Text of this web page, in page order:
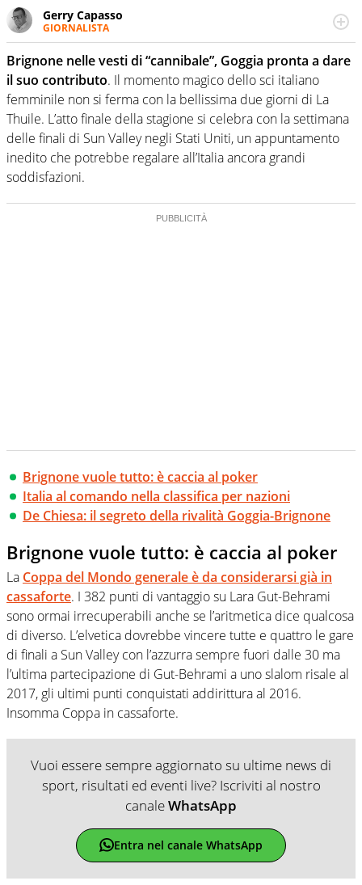
Gerry Capasso
GIORNALISTA
Per lui gli sport americani non hanno segreti: basket,
football, baseball e la capacità innata di trovare la notizia
dove altri non vedono granché
Brignone nelle vesti di “cannibale”, Goggia pronta a dare
il suo contributo. Il momento magico dello sci italiano
femminile non si ferma con la bellissima due giorni di La
Thuile. L’atto finale della stagione si celebra con la settimana
delle finali di Sun Valley negli Stati Uniti, un appuntamento
inedito che potrebbe regalare all’Italia ancora grandi
soddisfazioni.
Brignone vuole tutto: è caccia al poker
Italia al comando nella classifica per nazioni
De Chiesa: il segreto della rivalità Goggia-Brignone
Brignone vuole tutto: è caccia al poker
La Coppa del Mondo generale è da considerarsi già in
cassaforte. I 382 punti di vantaggio su Lara Gut-Behrami
sono ormai irrecuperabili anche se l’aritmetica dice qualcosa
di diverso. L’elvetica dovrebbe vincere tutte e quattro le gare
di finali a Sun Valley con l’azzurra sempre fuori dalle 30 ma
l’ultima partecipazione di Gut-Behrami a uno slalom risale al
2017, gli ultimi punti conquistati addirittura al 2016.
Insomma Coppa in cassaforte.
Vuoi essere sempre aggiornato su ultime news di
sport, risultati ed eventi live? Iscriviti al nostro
canaleWhatsApp
Entra nel canale WhatsApp